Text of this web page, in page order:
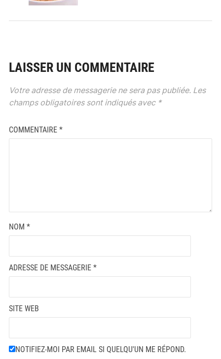
LAISSER UN COMMENTAIRE
Votre adresse de messagerie ne sera pas publiée. Les
champs obligatoires sont indiqués avec *
COMMENTAIRE *
NOM *
ADRESSE DE MESSAGERIE *
SITE WEB
NOTIFIEZ-MOI PAR EMAIL SI QUELQU'UN ME RÉPOND.